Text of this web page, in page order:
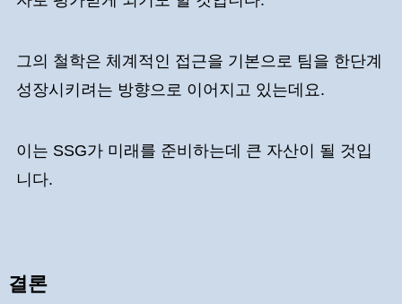
그의 철학은 체계적인 접근을 기본으로 팀을 한단계
성장시키려는 방향으로 이어지고 있는데요.
이는 SSG가 미래를 준비하는데 큰 자산이 될 것입
니다.
결론